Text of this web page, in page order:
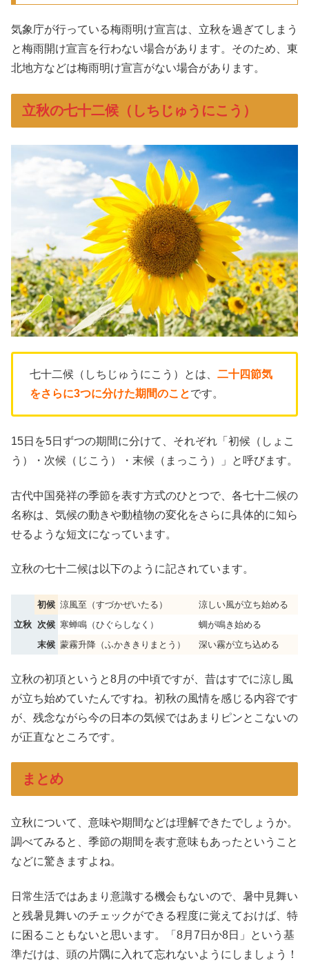
気象庁が行っている梅雨明け宣言は、立秋を過ぎてしまう
と梅雨開け宣言を行わない場合があります。そのため、東
北地方などは梅雨明け宣言がない場合があります。
立秋の七十二候（しちじゅうにこう）
七十二候（しちじゅうにこう）とは、 二十四節気
をさらに3つに分けた期間のことです。
15日を5日ずつの期間に分けて、それぞれ「初候（しょこ
う）・次候（じこう）・末候（まっこう）」と呼びます。
古代中国発祥の季節を表す方式のひとつで、各七十二候の
名称は、気候の動きや動植物の変化をさらに具体的に知ら
せるような短文になっています。
立秋の七十二候は以下のように記されています。
立秋
初候 涼風至（すづかぜいたる）
涼しい風が立ち始める
次候 寒蝉鳴（ひぐらしなく）
蜩が鳴き始める
末候 蒙霧升降（ふかききりまとう） 深い霧が立ち込める
立秋の初項というと8月の中頃ですが、昔はすでに涼し風
が立ち始めていたんですね。初秋の風情を感じる内容です
が、残念ながら今の日本の気候ではあまりピンとこないの
が正直なところです。
まとめ
立秋について、意味や期間などは理解できたでしょうか。
調べてみると、季節の期間を表す意味もあったということ
などに驚きますよね。
日常生活ではあまり意識する機会もないので、暑中見舞い
と残暑見舞いのチェックができる程度に覚えておけば、特
に困ることもないと思います。「8月7日か8日」という基
準だけは、頭の片隅に入れて忘れないようにしましょう！